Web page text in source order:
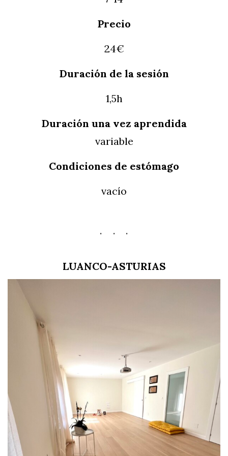
Precio
24€
Duración de la sesión
1,5h
Duración una vez aprendida
variable
Condiciones de estómago
vacío
LUANCO-ASTURIAS